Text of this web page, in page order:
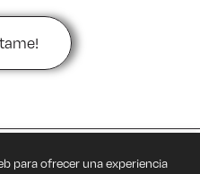
para ofrecer una experiencia